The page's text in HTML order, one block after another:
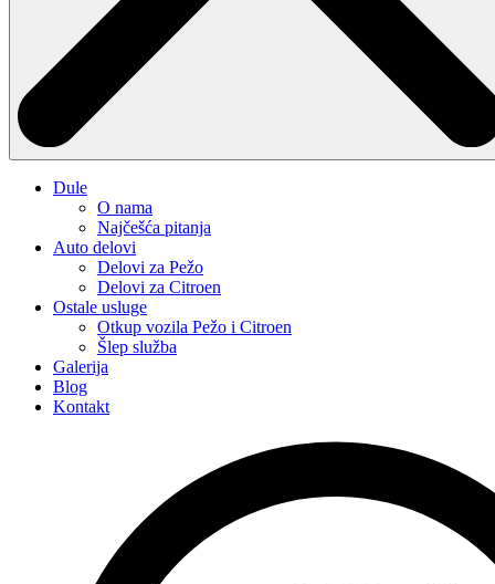
Dule
O nama
Najčešća pitanja
Auto delovi
Delovi za Pežo
Delovi za Citroen
Ostale usluge
Otkup vozila Pežo i Citroen
Šlep služba
Galerija
Blog
Kontakt